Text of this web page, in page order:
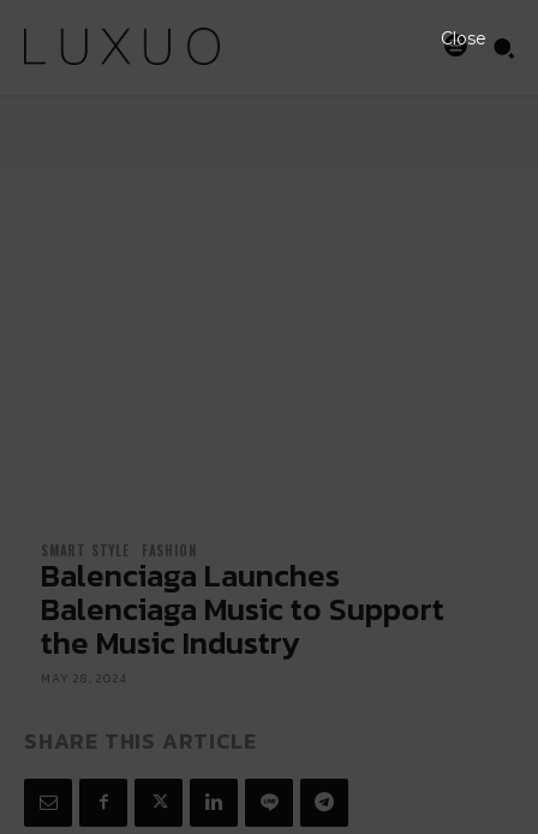
SMART STYLE FASHION
Balenciaga Launches
Balenciaga Music to Support
the Music Industry
MAY 28, 2024
SHARE THIS ARTICLE
Close